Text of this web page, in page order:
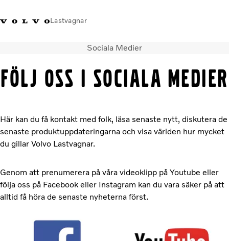
Lastvagnar
Volvo Trucks Merchandise
Lastbilar
Nyheter
Kontakta oss
Sociala Medier
följ oss i sociala medier
Här kan du få kontakt med folk, läsa senaste nytt, diskutera de
senaste produktuppdateringarna och visa världen hur mycket
du gillar Volvo Lastvagnar.
Genom att prenumerera på våra videoklipp på Youtube eller
följa oss på Facebook eller Instagram kan du vara säker på att
alltid få höra de senaste nyheterna först.